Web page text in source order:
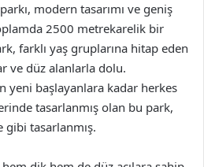
modern tasarımı ve geniş
2500 metrekarelik bir
farklı yaş gruplarına hitap eden
ve düz alanlarla dolu.
yeni başlayanlara kadar herkes
tasarlanmış olan bu park,
tasarlanmış.